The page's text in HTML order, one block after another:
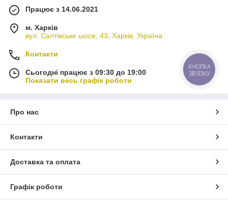
Працює з 14.06.2021
м. Харків
вул. Салтівське шосе, 43, Харків, Україна
Контакти
Сьогодні працює з 09:30 до 19:00
Показати весь графік роботи
Про нас
Контакти
Доставка та оплата
Графік роботи
КНОПКА
ЗВ'ЯЗКУ